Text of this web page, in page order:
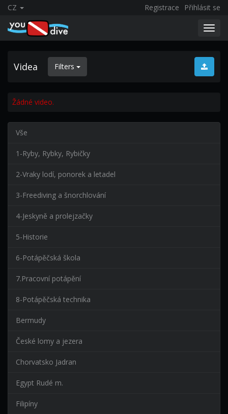
CZ Registrace Přihlásit se
Videa Filters
Žádné video.
Vše
1-Ryby, Rybky, Rybičky
2-Vraky lodí, ponorek a letadel
3-Freediving a šnorchlování
4-Jeskyně a prolejzačky
5-Historie
6-Potápěčská škola
7.Pracovní potápění
8-Potápěčská technika
Bermudy
České lomy a jezera
Chorvatsko Jadran
Egypt Rudé m.
Filipíny